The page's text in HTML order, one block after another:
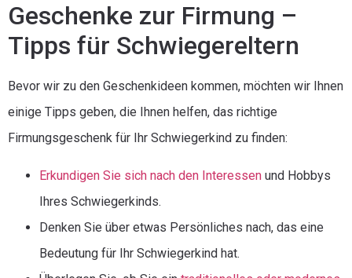
Geschenke zur Firmung –
Tipps für Schwiegereltern
Bevor wir zu den Geschenkideen kommen, möchten wir Ihnen
einige Tipps geben, die Ihnen helfen, das richtige
Firmungsgeschenk für Ihr Schwiegerkind zu finden:
Erkundigen Sie sich nach den Interessen und Hobbys
Ihres Schwiegerkinds.
Denken Sie über etwas Persönliches nach, das eine
Bedeutung für Ihr Schwiegerkind hat.